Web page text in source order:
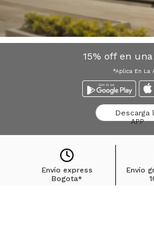
15% off en
*Aplica En La
Descarga
APP
Envío express
Bogota*
Envío